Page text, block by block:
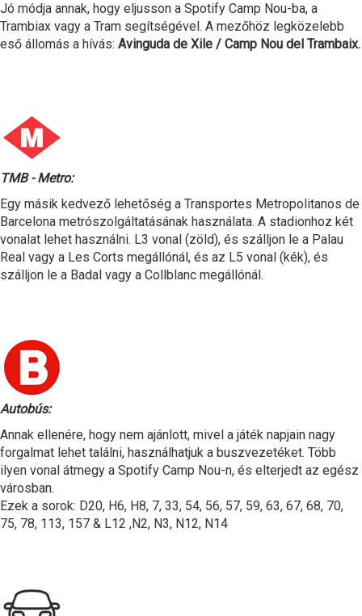
Jó módja annak, hogy eljusson a Spotify Camp Nou-ba, a
Trambiax vagy a Tram segítségével. A mezőhöz legközelebb
eső állomás a hívás: Avinguda de Xile / Camp Nou del Trambaix.
TMB - Metro:
Egy másik kedvező lehetőség a Transportes Metropolitanos de
Barcelona metrószolgáltatásának használata. A stadionhoz két
vonalat lehet használni. L3 vonal (zöld), és szálljon le a Palau
Real vagy a Les Corts megállónál, és az L5 vonal (kék), és
szálljon le a Badal vagy a Collblanc megállónál.
Autobús:
Annak ellenére, hogy nem ajánlott, mivel a játék napjain nagy
forgalmat lehet találni, használhatjuk a buszvezetéket. Több
ilyen vonal átmegy a Spotify Camp Nou-n, és elterjedt az egész
városban.
Ezek a sorok: D20, H6, H8, 7, 33, 54, 56, 57, 59, 63, 67, 68, 70,
75, 78, 113, 157 & L12 ,N2, N3, N12, N14